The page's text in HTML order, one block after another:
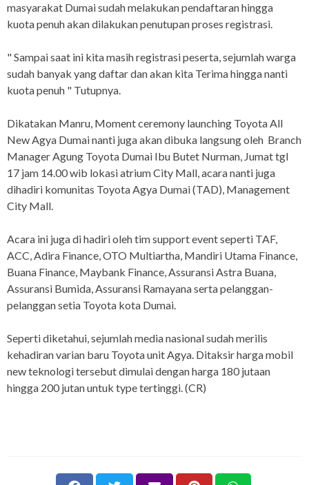
masyarakat Dumai sudah melakukan pendaftaran hingga
kuota penuh akan dilakukan penutupan proses registrasi.
" Sampai saat ini kita masih registrasi peserta, sejumlah warga
sudah banyak yang daftar dan akan kita Terima hingga nanti
kuota penuh " Tutupnya.
Dikatakan Manru, Moment ceremony launching Toyota All
New Agya Dumai nanti juga akan dibuka langsung oleh Branch
Manager Agung Toyota Dumai Ibu Butet Nurman, Jumat tgl
17 jam 14.00 wib lokasi atrium City Mall, acara nanti juga
dihadiri komunitas Toyota Agya Dumai (TAD), Management
City Mall.
Acara ini juga di hadiri oleh tim support event seperti TAF,
ACC, Adira Finance, OTO Multiartha, Mandiri Utama Finance,
Buana Finance, Maybank Finance, Assuransi Astra Buana,
Assuransi Bumida, Assuransi Ramayana serta pelanggan-
pelanggan setia Toyota kota Dumai.
Seperti diketahui, sejumlah media nasional sudah merilis
kehadiran varian baru Toyota unit Agya. Ditaksir harga mobil
new teknologi tersebut dimulai dengan harga 180 jutaan
hingga 200 jutan untuk type tertinggi. (CR)